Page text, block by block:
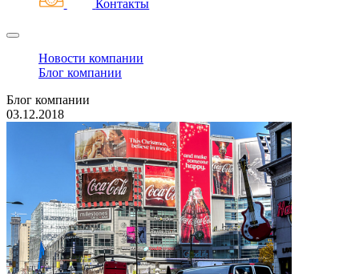
Контакты
Новости компании
Блог компании
Блог компании
03.12.2018